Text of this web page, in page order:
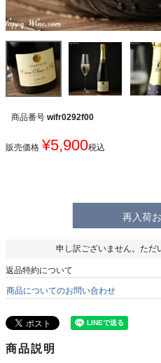
商品番号 wifr0292f00
販売価格 ¥5,900税込
再入荷
申し訳ございません。ただ
返品特約について
商品についてのお問い合わせ
商品説明